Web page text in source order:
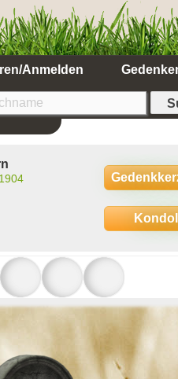
Anmelden